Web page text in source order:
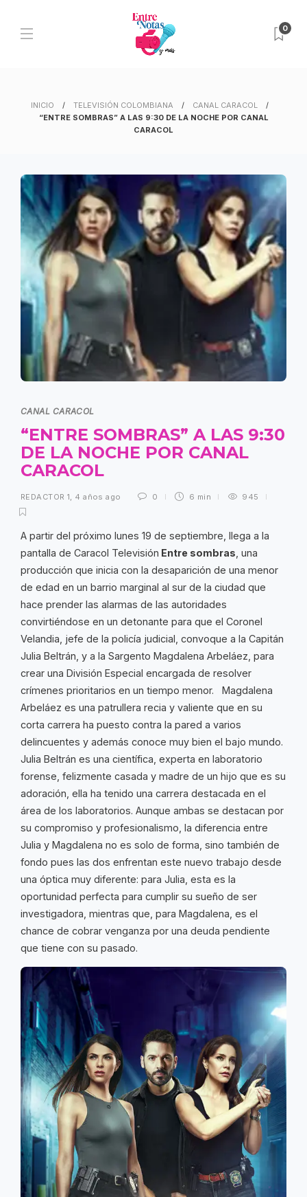
0
INICIO TELEVISIÓN COLOMBIANA
CANAL CARACOL
“ENTRE SOMBRAS” A LAS 9:30 DE LA NOCHE POR CANAL
CARACOL
CANAL CARACOL
“ENTRE SOMBRAS” A LAS 9:30
DE LA NOCHE POR CANAL
CARACOL
REDACTOR 1, 4 años ago 0 6 min 945
A partir del próximo lunes 19 de septiembre, llega a la
pantalla de Caracol Televisión Entre sombras , una
producción que inicia con la desaparición de una menor
de edad en un barrio marginal al sur de la ciudad que
hace prender las alarmas de las autoridades
convirtiéndose en un detonante para que el Coronel
Velandia, jefe de la policía judicial, convoque a la Capitán
Julia Beltrán, y a la Sargento Magdalena Arbeláez, para
crear una División Especial encargada de resolver
crímenes prioritarios en un tiempo menor. Magdalena
Arbeláez es una patrullera recia y valiente que en su
corta carrera ha puesto contra la pared a varios
delincuentes y además conoce muy bien el bajo mundo.
Julia Beltrán es una científica, experta en laboratorio
forense, felizmente casada y madre de un hijo que es su
adoración, ella ha tenido una carrera destacada en el
área de los laboratorios. Aunque ambas se destacan por
su compromiso y profesionalismo, la diferencia entre
Julia y Magdalena no es solo de forma, sino también de
fondo pues las dos enfrentan este nuevo trabajo desde
una óptica muy diferente: para Julia, esta es la
oportunidad perfecta para cumplir su sueño de ser
investigadora, mientras que, para Magdalena, es el
chance de cobrar venganza por una deuda pendiente
que tiene con su pasado.